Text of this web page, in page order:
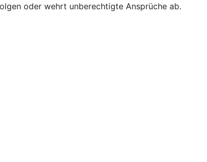
oder wehrt unberechtigte Ansprüche ab.